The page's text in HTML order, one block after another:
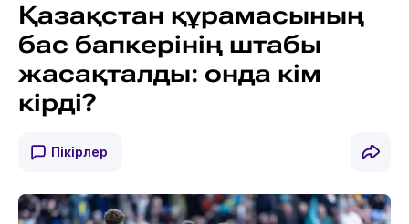
Қазақстан құрамасының
бас бапкерінің штабы
жасақталды: онда кім
кірді?
Пікірлер